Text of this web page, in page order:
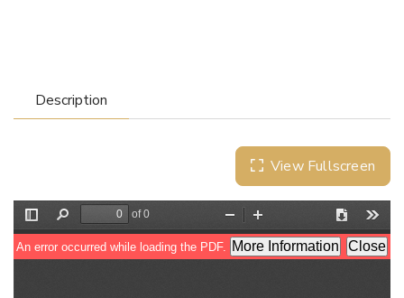
Description
View Fullscreen